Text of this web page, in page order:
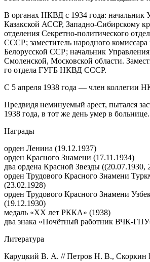
В органах НКВД с 1934 года:
Казакской АССР, Западно-Сибирскому
отделения Секретно-политического
СССР; заместитель народного
Белорусской ССР; начальник
Смоленской, Московской области.
го отдела ГУГБ НКВД СССР.
С 5 апреля 1938 года — член коллегии
Предвидя неминуемый арест, пытался
1938 года, в тот же день умер в больнице.
Награды
орден Ленина (19.12.1937)
орден Красного Знамени (17.11.1934)
два ордена Красной Звезды ((20.07.1930,
орден Трудового Красного Знамени
(23.02.1928)
орден Трудового Красного Знамени
(19.12.1930)
медаль «ХХ лет РККА» (1938)
два знака «Почётный работник ВЧК-
Литература
Каруцкий В. А. // Петров Н. В., Скоркин